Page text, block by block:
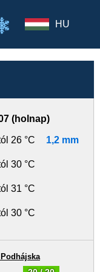
HU
(holnap)
26 °C 1,2 mm
30 °C
31 °C
30 °C